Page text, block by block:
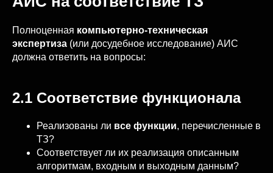
Полноценная компьютерно-техническая
экспертиза (или досудебное исследование) АИС
должна ответить на вопросы:
2.1 Соответствие функционала
Реализованы ли все функции, перечисленные в
ТЗ?
Соответствует ли их реализация описанным
алгоритмам, входным и выходным данным?